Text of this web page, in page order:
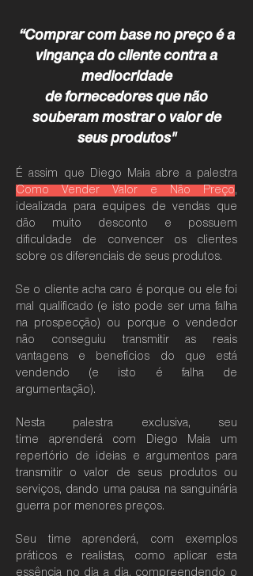
“Comprar com base no preço é a
vingança do cliente contra a
mediocridade
de fornecedores que não
souberam mostrar o valor de
seus produtos"
É assim que Diego Maia abre a palestra
Como Vender Valor e Não Preço,
idealizada para equipes de vendas que
dão muito desconto e possuem
dificuldade de convencer os clientes
sobre os diferenciais de seus produtos.
Se o cliente acha caro é porque ou ele foi
mal qualificado (e isto pode ser uma falha
na prospecção) ou porque o vendedor
não conseguiu transmitir as reais
vantagens e benefícios do que está
vendendo (e isto é falha de
argumentação).
Nesta palestra exclusiva, seu
time aprenderá com Diego Maia um
repertório de ideias e argumentos para
transmitir o valor de seus produtos ou
serviços, dando uma pausa na sanguinária
guerra por menores preços.
Seu time aprenderá, com exemplos
práticos e realistas, como aplicar esta
essência no dia a dia, compreendendo o